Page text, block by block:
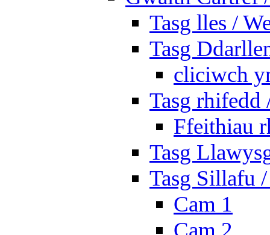
Tasg lles /
Tasg
cliciwch
Tasg rhifedd
Ffeithiau
Tasg
Tasg Sillafu
Cam 1
Cam 2